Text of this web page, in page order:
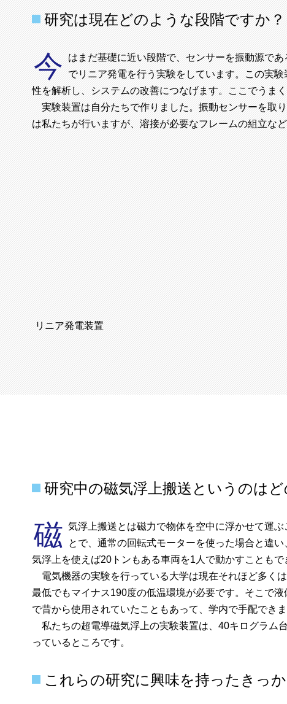
研究は現在どのような段階ですか？
今 はまだ基礎に近い段階で、センサーを振動源で
でリニア発電を行う実験をしています。この実
性を解析し、システムの改善につなげます。ここでうま
実験装置は自分たちで作りました。振動センサーを取
は私たちが行いますが、溶接が必要なフレームの組立な
リニア発電装置
研究中の磁気浮上搬送というのは
磁 気浮上搬送とは磁力で物体を空中に浮かせて運
とで、通常の回転式モーターを使った場合と違
気浮上を使えば20トンもある車両を1人で動かすこともで
電気機器の実験を行っている大学は現在それほど多く
最低でもマイナス190度の低温環境が必要です。そこで
で昔から使用されていたこともあって、学内で手配でき
私たちの超電導磁気浮上の実験装置は、40キログラム
っているところです。
これらの研究に興味を持ったきっ